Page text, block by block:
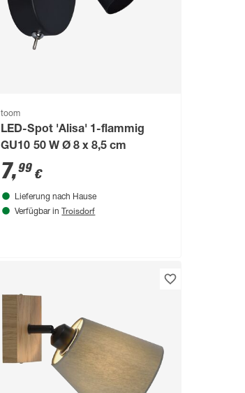
toom
LED-Spot 'Alisa' 1-flammig
GU10 50 W Ø 8 x 8,5 cm
7,99 €
Lieferung nach Hause
Verfügbar in Troisdorf